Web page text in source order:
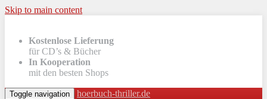
Skip to main content
Kostenlose Lieferung
für CD’s & Bücher
In Kooperation
mit den besten Shops
Toggle navigation hoerbuch-thriller.de